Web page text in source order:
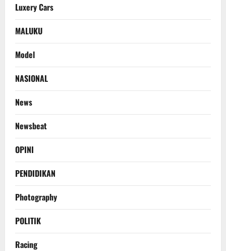
Luxery Cars
MALUKU
Model
NASIONAL
News
Newsbeat
OPINI
PENDIDIKAN
Photography
POLITIK
Racing